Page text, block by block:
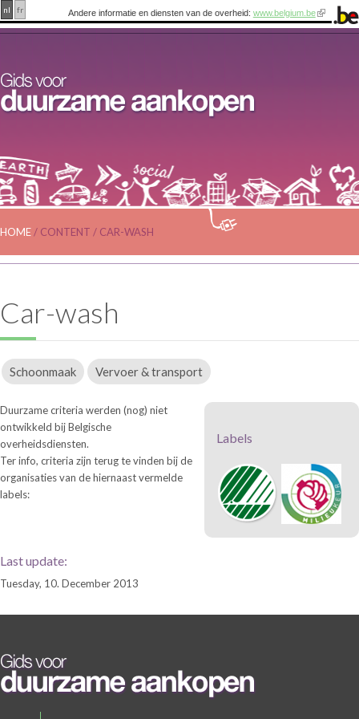
nl fr Andere informatie en diensten van de overheid: www.belgium.be
HOME / CONTENT / CAR-WASH
Car-wash
Schoonmaak Vervoer & transport
Duurzame criteria werden (nog) niet
ontwikkeld bij Belgische
overheidsdiensten.
Ter info, criteria zijn terug te vinden bij de
organisaties van de hiernaast vermelde
labels:
Labels
Last update:
Tuesday, 10. December 2013